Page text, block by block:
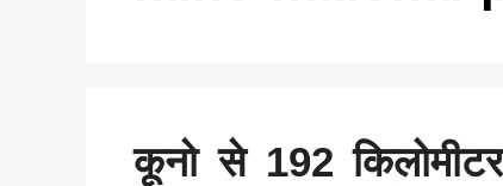
कूनो से 192